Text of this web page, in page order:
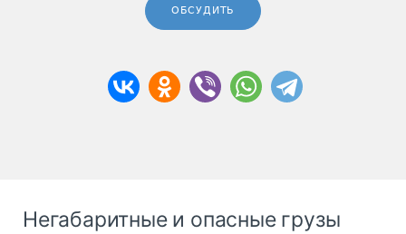
ОБСУДИТЬ
Негабаритные и опасные грузы